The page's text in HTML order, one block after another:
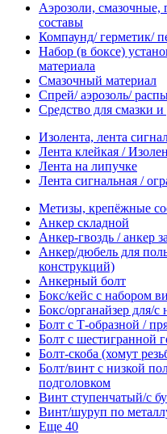
Аэрозоли,
составы
Компаунд/ герметик/
Набор (в боксе)
материала
Смазочный материал
Спрей/ аэрозоль/
Средство для смазки и
Изолента, лента
Лента клейкая /
Лента на липучке
Лента сигнальная /
Метизы, крепёжные
Анкер складной
Анкер-гвоздь / анкер
Анкер/дюбель для
конструкций)
Анкерный болт
Бокс/кейс с набором
Бокс/органайзер для/
Болт с Т-образной /
Болт с шестигранной
Болт-скоба (хомут
Болт/винт с низкой
подголовком
Винт ступенчатый/с
Винт/шуруп по
Еще 40